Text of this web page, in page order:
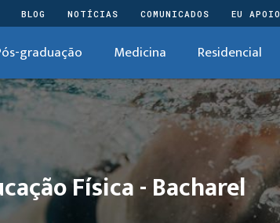
BLOG NOTÍCIAS COMUNICADOS EU APOIO
graduação Medicina Residencial
Física - Bacharel